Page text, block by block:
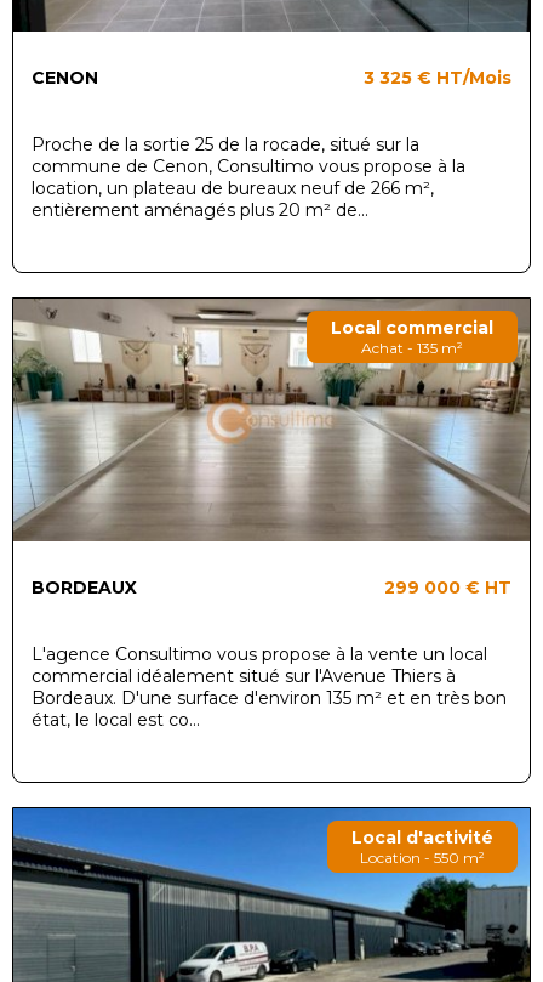
CENON 3 325 € HT/Mois
Proche de la sortie 25 de la rocade, situé sur la
commune de Cenon, Consultimo vous propose à la
location, un plateau de bureaux neuf de 266 m²,
entièrement aménagés plus 20 m² de...
Local commercial
Achat - 135 m²
BORDEAUX 299 000 € HT
L'agence Consultimo vous propose à la vente un local
commercial idéalement situé sur l'Avenue Thiers à
Bordeaux. D'une surface d'environ 135 m² et en très bon
état, le local est co...
Local d'activité
Location - 550 m²